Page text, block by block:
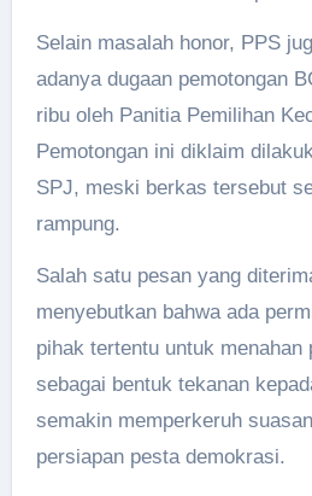
Selain masalah honor, PPS
adanya dugaan pemotongan
ribu oleh Panitia Pemilihan
Pemotongan ini diklaim
SPJ, meski berkas tersebut
rampung.
Salah satu pesan yang
menyebutkan bahwa ada
pihak tertentu untuk menahan
sebagai bentuk tekanan
semakin memperkeruh
persiapan pesta demokrasi.